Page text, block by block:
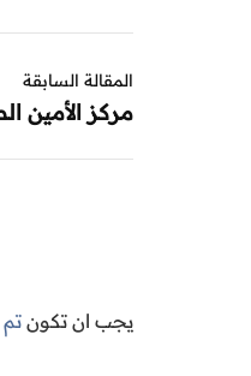
المقالة السابقة
مركز الأمين
يجب ان تكون